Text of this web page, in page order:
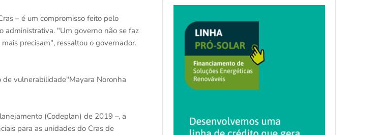
– é um compromisso feito pelo
administrativa. "Um governo não se faz
precisam", ressaltou o governador.
vulnerabilidade"Mayara Noronha
(Codeplan) de 2019 –, a
para as unidades do Cras de